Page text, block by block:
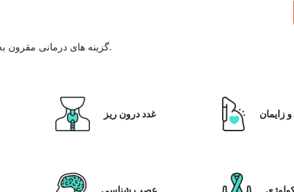
گزینه های درمانی مقرون به صرفه با همه طیف های ممکن از روش های پزشکی برای انتخاب با بهترین کیفیت مراقبت های بهداشتی در کشور.
غدد درون ریز زایمان